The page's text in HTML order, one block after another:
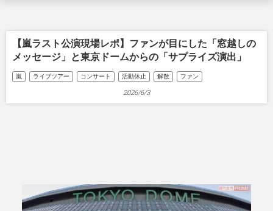
【嵐ラスト公演現場レポ】ファンが目にした「窓越しの
メッセージ」と東京ドームからの「サプライズ演出」
嵐 ライブツアー コンサート 活動休止 解散 ファン
2026/6/3